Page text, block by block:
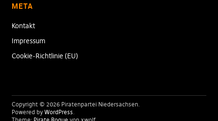
META
Kontakt
Impressum
Cookie-Richtlinie (EU)
Copyright © 2026 Piratenpartei Niedersachsen
Powered by WordPress